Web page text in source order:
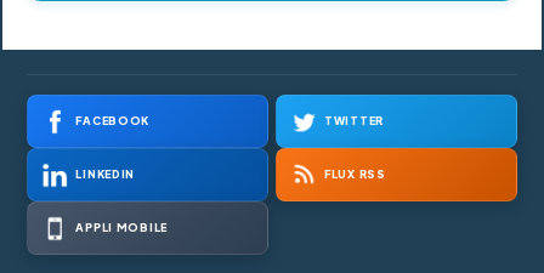
FACEBOOK TWITTER
LINKEDIN FLUX RSS
APPLI MOBILE